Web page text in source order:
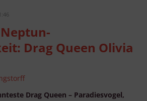
Drag Queen Olivia
Drag Queen – Paradiesvogel,